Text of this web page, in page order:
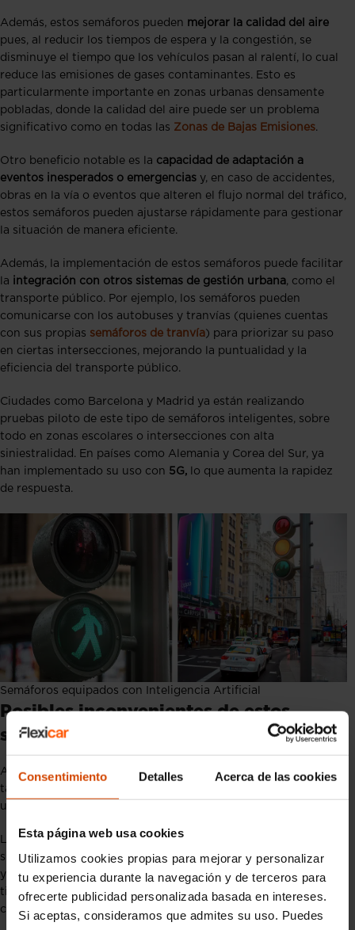
Consentimiento Detalles Acerca de las cookies
Esta página web usa cookies
Utilizamos cookies propias para mejorar y personalizar
tu experiencia durante la navegación y de terceros para
ofrecerte publicidad personalizada basada en intereses.
Si aceptas, consideramos que admites su uso. Puedes
Además, estos semáforos pueden mejorar la calidad del aire
pues, al reducir los tiempos de espera y la congestión, se
disminuye el tiempo que los vehículos pasan al ralentí, lo cual
reduce las emisiones de gases contaminantes. Esto es
particularmente importante en zonas urbanas densamente
pobladas, donde la calidad del aire puede ser un problema
significativo como en todas las Zonas de Bajas Emisiones.
Otro beneficio notable es la capacidad de adaptación a
eventos inesperados o emergencias y, en caso de accidentes,
obras en la vía o eventos que alteren el flujo normal del tráfico,
estos semáforos pueden ajustarse rápidamente para gestionar
la situación de manera eficiente.
Además, la implementación de estos semáforos puede facilitar
la integración con otros sistemas de gestión urbana, como el
transporte público. Por ejemplo, los semáforos pueden
comunicarse con los autobuses y tranvías (quienes cuentas
con sus propias semáforos de tranvía) para priorizar su paso
en ciertas intersecciones, mejorando la puntualidad y la
eficiencia del transporte público.
Ciudades como Barcelona y Madrid ya están realizando
pruebas piloto de este tipo de semáforos inteligentes, sobre
todo en zonas escolares o intersecciones con alta
siniestralidad. En países como Alemania y Corea del Sur, ya
han implementado su uso con 5G, lo que aumenta la rapidez
de respuesta.
Semáforos equipados con Inteligencia Artificial
Posibles inconvenientes de estos
semáforos
Aunque este tipo de semáforos ofrecen numerosos beneficios,
también presentan
uno de los
La instalación de estos sistemas requiere una inversión
significativa en infraestructura, incluyendo sensores, cámaras
y el software necesario para el procesamiento de datos en
tiempo real. Este coste puede ser prohibitivo para algunas
ciudades, especialmente aquellas con presupuestos limitados.